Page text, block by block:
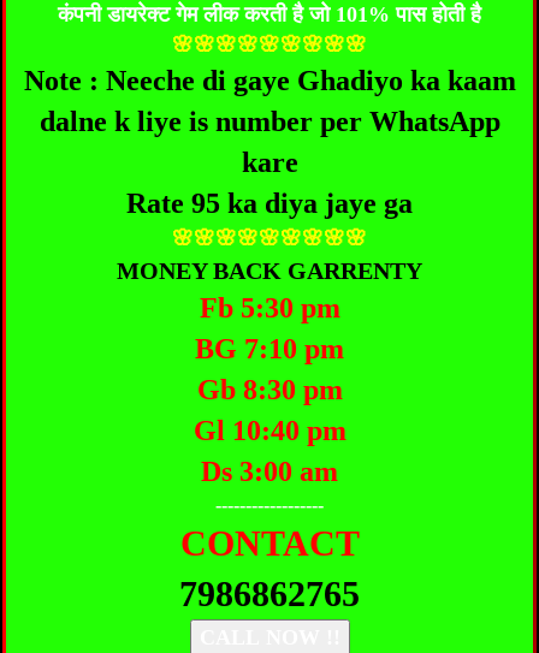
कंपनी डायरेक्ट गेम लीक करती है जो 101% पास होती है
🌸🌸🌸🌸🌸🌸🌸🌸🌸
Note : Neeche di gaye Ghadiyo ka kaam
dalne k liye is number per WhatsApp
kare
Rate 95 ka diya jaye ga
🌸🌸🌸🌸🌸🌸🌸🌸🌸
MONEY BACK GARRENTY
Fb 5:30 pm
BG 7:10 pm
Gb 8:30 pm
Gl 10:40 pm
Ds 3:00 am
------------------
CONTACT
7986862765